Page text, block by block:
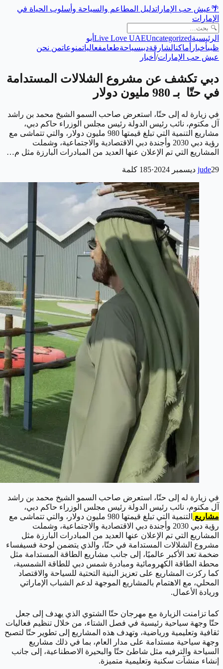
🌴عيش حب الإماراتدليل المطاعم والسياحة وأسلوب الحياة في
الإمارات
الرئيسية Live Love UAEUncategorized
أبو
ظبيأخبار أماكنالشارقةدبيسياحةطعامفعالياتمنوعاتمن نحن
عيش حب الإمارات/ أخبار
دبي تكشف عن مشروع الشلالات المستدامة
في حتّا بـ 980 مليون دولار
في زيارة له إلى حتّا، استعرض صاحب السمو الشيخ محمد بن راشد
آل مكتوم، نائب رئيس الدولة رئيس مجلس الوزراء حاكم دبي،
مشاريع التنمية التي تبلغ قيمتها 980 مليون دولار، والتي تتماشى مع
رؤية دبي 2030 وأجندة دبي الاقتصادية والاجتماعية، وشملت
المشاريع التي تم الإعلان عنها العديد من المبادرات البارزة مثل م…
jude29 ديسمبر 2024 ·
185 كلمة
في زيارة له إلى حتّا، استعرض صاحب السمو الشيخ محمد بن راشد
آل مكتوم، نائب رئيس الدولة رئيس مجلس الوزراء حاكم دبي،
مشاريع
التنمية التي تبلغ قيمتها 980 مليون دولار، والتي تتماشى مع
رؤية دبي 2030 وأجندة دبي الاقتصادية والاجتماعية، وشملت
المشاريع التي تم الإعلان عنها العديد من المبادرات البارزة مثل
مشروع الشلالات المستدامة في حتّا، والذي يتضمن لوحة فسيفساء
ضخمة تعد الأكبر عالميًا، إلى جانب مشاريع الطاقة المستدامة مثل
محطة الطاقة الكهرومائية ومبادرة شمس دبي للطاقة الشمسية،
كما ركزت المشاريع على تعزيز البنية التحتية للسياحة والاقتصاد
المحلي، مع الاهتمام بالمشاريع الموجهة لدعم الشباب الإماراتي
وريادة الأعمال.
كما تزامنت الزيارة مع مهرجان حتّا الشتوي الذي يهدف إلى جعل
حتّا وجهة سياحية رئيسية في فصل الشتاء، من خلال تنظيم فعاليات
ثقافية وتعليمية ورياضية، وتهدف هذه المشاريع إلى تطوير حتّا لتصبح
وجهة سياحية مستدامة على مدار العام، بما في ذلك مشاريع
السياحة والترفيه مثل شاطئ حتّا والبحيرة الاصطناعية، إلى جانب
إنشاء منشآت سكنية وتعليمية متميزة.